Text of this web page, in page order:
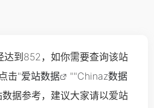
到852，如你需要查询该站
击"爱站数据 ""Chinaz数据
据参考，建议大家请以爱站